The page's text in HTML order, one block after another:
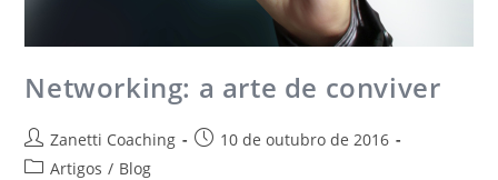
Networking: a arte de conviver
Zanetti Coaching
10 de outubro de 2016
Artigos / Blog